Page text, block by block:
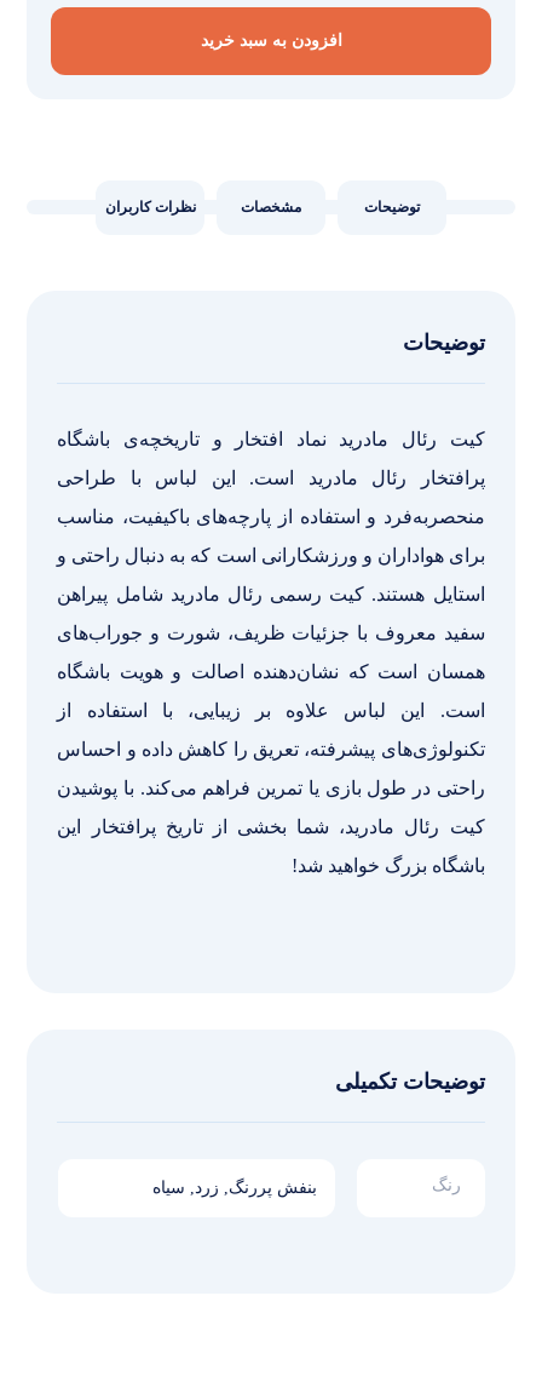
افزودن به سبد خرید
توضیحات مشخصات نظرات کاربران
توضیحات
کیت رئال مادرید نماد افتخار و تاریخچه‌ی باشگاه
پرافتخار رئال مادرید است. این لباس با طراحی
منحصربه‌فرد و استفاده از پارچه‌های باکیفیت، مناسب
برای هواداران و ورزشکارانی است که به دنبال راحتی و
استایل هستند. کیت رسمی رئال مادرید شامل پیراهن
سفید معروف با جزئیات ظریف، شورت و جوراب‌های
همسان است که نشان‌دهنده اصالت و هویت باشگاه
است. این لباس علاوه بر زیبایی، با استفاده از
تکنولوژی‌های پیشرفته، تعریق را کاهش داده و احساس
راحتی در طول بازی یا تمرین فراهم می‌کند. با پوشیدن
کیت رئال مادرید، شما بخشی از تاریخ پرافتخار این
باشگاه بزرگ خواهید شد!
توضیحات تکمیلی
رنگ بنفش پررنگ, زرد, سیاه